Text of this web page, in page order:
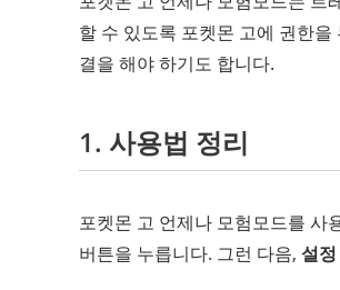
할 수 있도록 포켓몬 고에 권한
결을 해야 하기도 합니다.
1. 사용법 정리
포켓몬 고 언제나 모험모드를 사
버튼을 누릅니다. 그런 다음, 설정